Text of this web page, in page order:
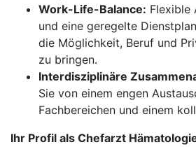
Work-Life-Balance: Flexible
und eine geregelte
die Möglichkeit, Beruf und
zu bringen.
Interdisziplinäre
Sie von einem engen
Fachbereichen und einem
Ihr Profil als Chefarzt